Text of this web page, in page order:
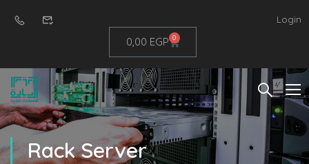
Login
0,00 EGP 0
Rack Server